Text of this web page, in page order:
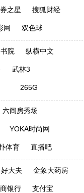
之星 搜狐财经
网 双色球
院 纵横中文
武林3
265G
六间房秀场
YOKA时尚网
体育 直播吧
好大夫 金象大药房
银行 支付宝